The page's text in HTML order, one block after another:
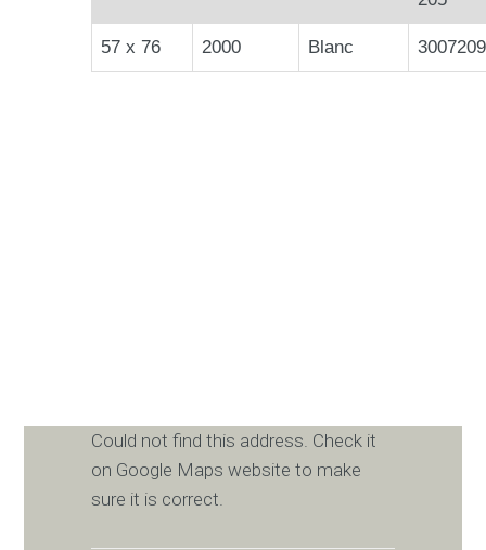
57 x 76 2000 Blanc
Could not find this address. Check it
on Google Maps website to make
sure it is correct.